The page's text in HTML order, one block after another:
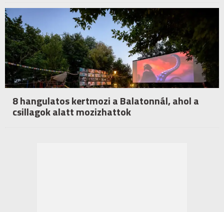
8 hangulatos kertmozi a Balatonnál, ahol a
csillagok alatt mozizhattok